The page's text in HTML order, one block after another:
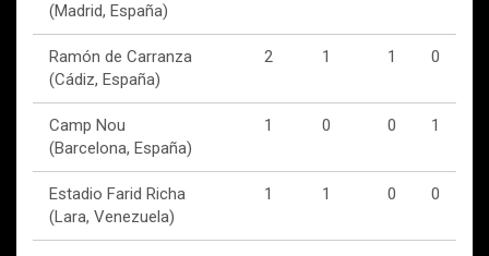
(Madrid, España)
Ramón de Carranza
(Cádiz, España)
2 1 1 0
Camp Nou
(Barcelona, España)
1 0 0 1
Estadio Farid Richa
(Lara, Venezuela)
1 1 0 0